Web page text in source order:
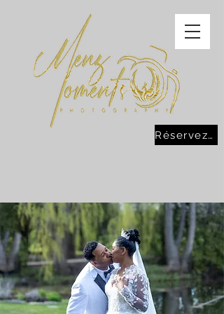
Réservez maintenant